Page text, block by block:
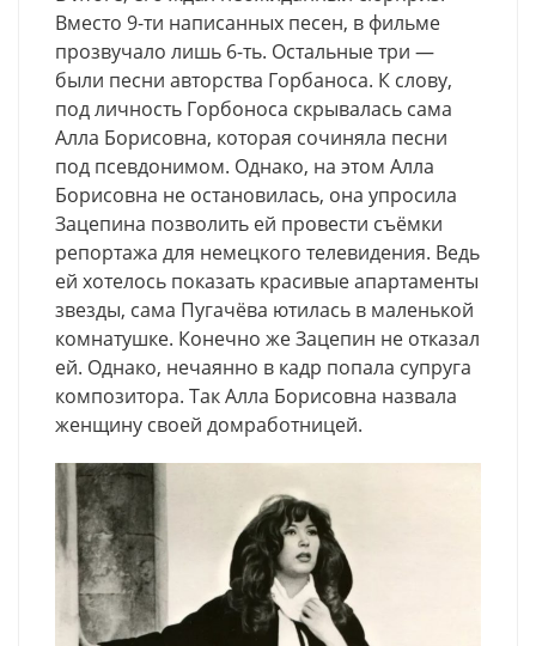
Вместо 9-ти написанных песен, в фильме
прозвучало лишь 6-ть. Остальные три —
были песни авторства Горбаноса. К слову,
под личность Горбоноса скрывалась сама
Алла Борисовна, которая сочиняла песни
под псевдонимом. Однако, на этом Алла
Борисовна не остановилась, она упросила
Зацепина позволить ей провести съёмки
репортажа для немецкого телевидения. Ведь
ей хотелось показать красивые апартаменты
звезды, сама Пугачёва ютилась в маленькой
комнатушке. Конечно же Зацепин не отказал
ей. Однако, нечаянно в кадр попала супруга
композитора. Так Алла Борисовна назвала
женщину своей домработницей.